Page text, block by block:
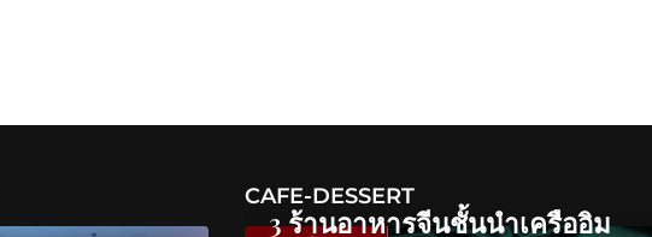
CAFE-DESSERT
3 ร้านอาหารจีนชั้นนำเครืออิม